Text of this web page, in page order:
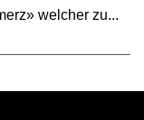
welcher zu...